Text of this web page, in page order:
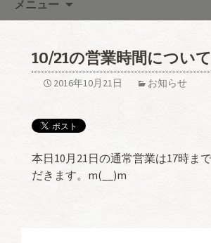
メニュー
10/21の営業時間について
2016年10月21日 お知らせ
本日10月21日の通常営業は17時ま
だきます。m(__)m